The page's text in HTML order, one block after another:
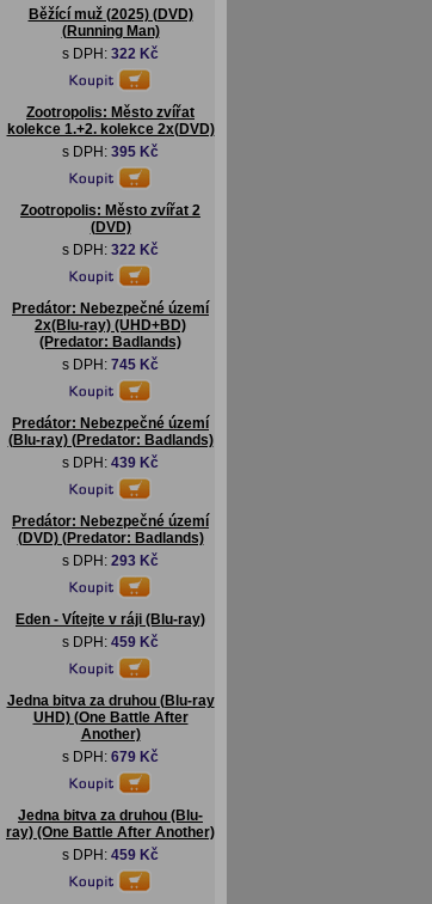
Běžící muž (2025) (DVD)
(Running Man)
s DPH: 322 Kč
Zootropolis: Město zvířat
kolekce 1.+2. kolekce 2x(DVD)
s DPH: 395 Kč
Zootropolis: Město zvířat 2
(DVD)
s DPH: 322 Kč
Predátor: Nebezpečné území
2x(Blu-ray) (UHD+BD)
(Predator: Badlands)
s DPH: 745 Kč
Predátor: Nebezpečné území
(Blu-ray) (Predator: Badlands)
s DPH: 439 Kč
Predátor: Nebezpečné území
(DVD) (Predator: Badlands)
s DPH: 293 Kč
Eden - Vítejte v ráji (Blu-ray)
s DPH: 459 Kč
Jedna bitva za druhou (Blu-ray
UHD) (One Battle After
Another)
s DPH: 679 Kč
Jedna bitva za druhou (Blu-
ray) (One Battle After Another)
s DPH: 459 Kč